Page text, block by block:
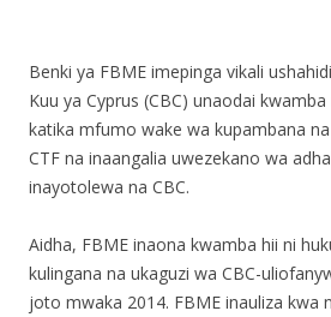
Benki ya FBME imepinga vikali
Kuu ya Cyprus (CBC) unaodai
katika mfumo wake wa kupambana
CTF na inaangalia uwezekano wa
inayotolewa na CBC.
Aidha, FBME inaona kwamba hii ni
kulingana na ukaguzi wa CBC-
joto mwaka 2014. FBME inauliza kwa